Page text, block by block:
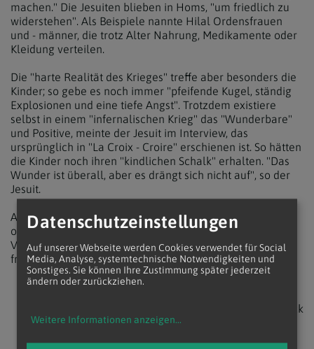
machen." Die Jesuiten blieben in Homs, "um friedlich zu
widerstehen". Als Beispiele nannte Hilal Ordensfrauen
und - männer, die trotz Alter Nahrung, Medikamente oder
Kleidung verteilen.
Die "harte Realität des Krieges" treffe aber besonders die
Kinder; so gebe es noch immer "pfeifende Kugel, ständig
Explosionen und eine tiefe Angst". Trotzdem existiere
selbst in einem "infernalischen Krieg" das "Wunderbare"
und Positive, meinte der Jesuit im Interview, das
ursprünglich in "La Croix - Croire" erschienen ist. So hätten
die Kinder noch ihren "kindlichen Schalk" erhalten. "Das
Wunder ist überall, aber es drängt sich nicht auf", so der
Jesuit.
Aktuell ist von Ziad Hilal das Buch "Homs, l'esperance
obstinee" (dt. "Homs, eine unzerstörbare Hoffnung") im
Verlag Bayard erschienen. Hilals Bücher sind nur in
französischer Sprache erhältlich.
zurück
Datenschutzeinstellungen
Auf unserer Webseite werden Cookies verwendet für Social
Media, Analyse, systemtechnische Notwendigkeiten und
Sonstiges. Sie können Ihre Zustimmung später jederzeit
ändern oder zurückziehen.
Weitere Informationen anzeigen...